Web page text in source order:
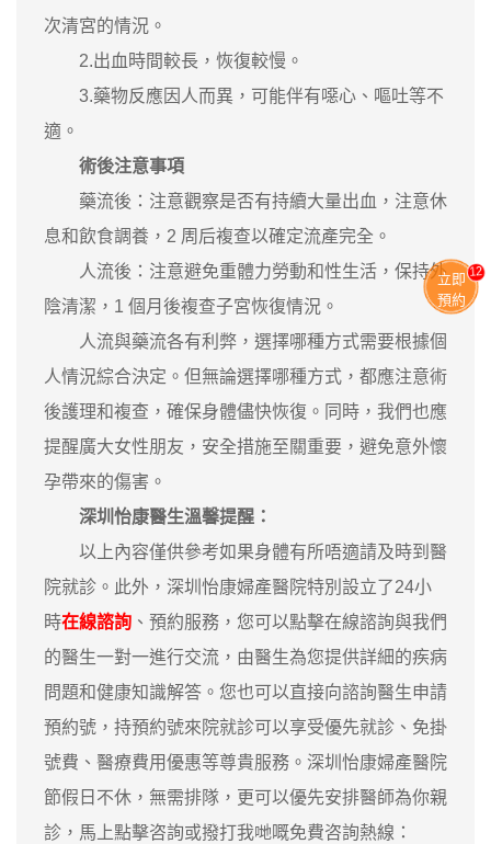
次清宮的情況。
2.出血時間較長，恢復較慢。
3.藥物反應因人而異，可能伴有噁心、嘔吐等不
適。
術後注意事項
藥流後：注意觀察是否有持續大量出血，注意休
息和飲食調養，2 周后複查以確定流產完全。
人流後：注意避免重體力勞動和性生活，保持外
陰清潔，1 個月後複查子宮恢復情況。
人流與藥流各有利弊，選擇哪種方式需要根據個
人情況綜合決定。但無論選擇哪種方式，都應注意術
後護理和複查，確保身體儘快恢復。同時，我們也應
提醒廣大女性朋友，安全措施至關重要，避免意外懷
孕帶來的傷害。
深圳怡康醫生溫馨提醒：
以上內容僅供參考如果身體有所唔適請及時到醫
院就診。此外，深圳怡康婦產醫院特別設立了24小
時在線諮詢 、預約服務，您可以點擊在線諮詢與我們
的醫生一對一進行交流，由醫生為您提供詳細的疾病
問題和健康知識解答。您也可以直接向諮詢醫生申請
預約號，持預約號來院就診可以享受優先就診、免掛
號費、醫療費用優惠等尊貴服務。深圳怡康婦產醫院
節假日不休，無需排隊，更可以優先安排醫師為你親
診，馬上點擊咨詢或撥打我哋嘅免費咨詢熱線：
立即
預約
13